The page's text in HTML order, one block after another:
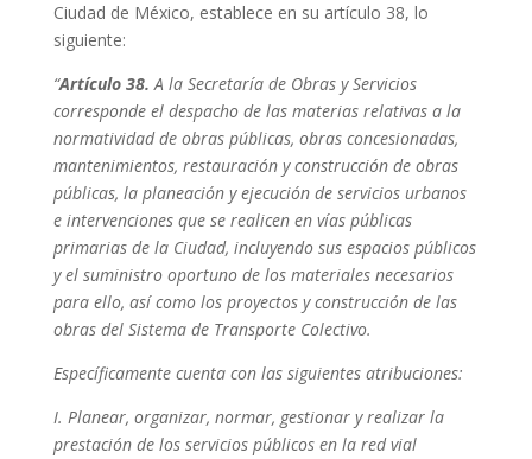
Ciudad de México, establece en su artículo 38, lo
siguiente:
“Artículo 38. A la Secretaría de Obras y Servicios
corresponde el despacho de las materias relativas a la
normatividad de obras públicas, obras concesionadas,
mantenimientos, restauración y construcción de obras
públicas, la planeación y ejecución de servicios urbanos
e intervenciones que se realicen en vías públicas
primarias de la Ciudad, incluyendo sus espacios públicos
y el suministro oportuno de los materiales necesarios
para ello, así como los proyectos y construcción de las
obras del Sistema de Transporte Colectivo.
Específicamente cuenta con las siguientes atribuciones:
I. Planear, organizar, normar, gestionar y realizar la
prestación de los servicios públicos en la red vial